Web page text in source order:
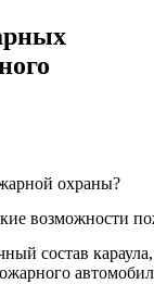
охраны?
возможности
состав